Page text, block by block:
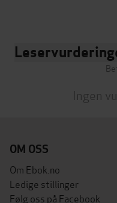
Ingen
OM OSS
Om Ebok.no
Ledige stillinger
Følg oss på Facebook